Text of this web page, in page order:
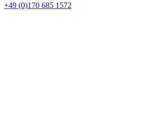
+49 (0)170 685 1572